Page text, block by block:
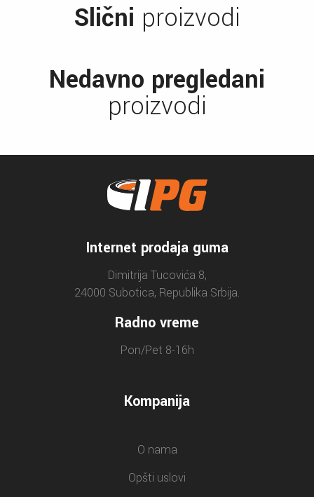
Slični proizvodi
Nedavno pregledani
proizvodi
Internet prodaja guma
Dimitrija Tucovića 8,
24000 Subotica, Republika Srbija.
Radno vreme
Pon/Pet 8-16h
Kompanija
O nama
Opšti uslovi